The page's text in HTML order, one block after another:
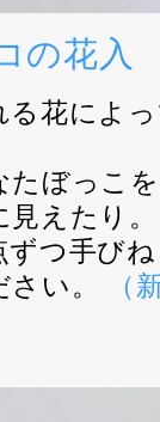
の花入
る花によ
たぼっこ
見えたり。
ずつ手び
さい。
（